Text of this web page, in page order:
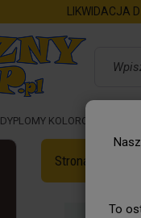
To
DYPLOMY KOLOROWE
Strona Główna